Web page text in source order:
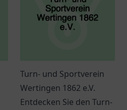
Turn- und Sportverein
Wertingen 1862 e.V.
Entdecken Sie den Turn-